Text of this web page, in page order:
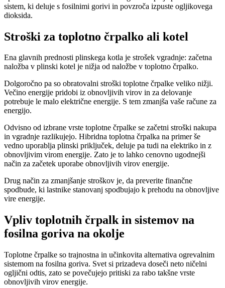
sistem, ki deluje s fosilnimi gorivi in povzroča izpuste ogljikovega
dioksida.
Stroški za toplotno črpalko ali kotel
Ena glavnih prednosti plinskega kotla je strošek vgradnje: začetna
naložba v plinski kotel je nižja od naložbe v toplotno črpalko.
Dolgoročno pa so obratovalni stroški toplotne črpalke veliko nižji.
Večino energije pridobi iz obnovljivih virov in za delovanje
potrebuje le malo električne energije. S tem zmanjša vaše račune za
energijo.
Odvisno od izbrane vrste toplotne črpalke se začetni stroški nakupa
in vgradnje razlikujejo. Hibridna toplotna črpalka na primer še
vedno uporablja plinski priključek, deluje pa tudi na elektriko in z
obnovljivim virom energije. Zato je to lahko cenovno ugodnejši
način za začetek uporabe obnovljivih virov energije.
Drug način za zmanjšanje stroškov je, da preverite finančne
spodbude, ki lastnike stanovanj spodbujajo k prehodu na obnovljive
vire energije.
Vpliv toplotnih črpalk in sistemov na
fosilna goriva na okolje
Toplotne črpalke so trajnostna in učinkovita alternativa ogrevalnim
sistemom na fosilna goriva. Svet si prizadeva doseči neto ničelni
ogljični odtis, zato se povečujejo pritiski za rabo takšne vrste
obnovljivih virov energije.